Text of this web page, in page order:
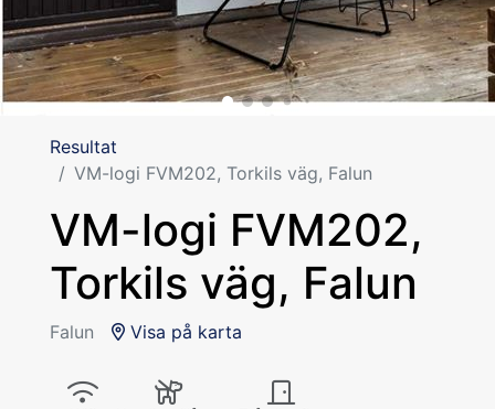
Resultat
VM-logi FVM202, Torkils väg, Falun
VM-logi FVM202,
Torkils väg, Falun
Falun Visa på karta